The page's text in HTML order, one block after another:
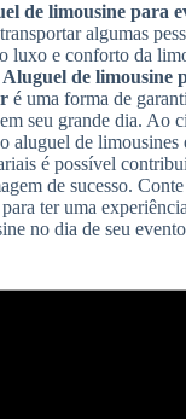
de limousine para
algumas
luxo e conforto da
Aluguel de limousine
é uma forma de
seu grande dia. Ao
aluguel de limousines
é possível
de sucesso.
ter uma
no dia de seu